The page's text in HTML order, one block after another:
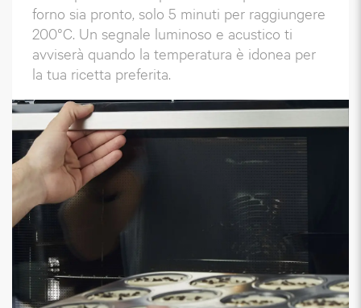
forno sia pronto, solo 5 minuti per raggiungere
200°C. Un segnale luminoso e acustico ti
avviserà quando la temperatura è idonea per
la tua ricetta preferita.